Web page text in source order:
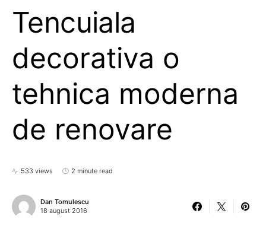
Tencuiala
decorativa o
tehnica moderna
de renovare
533 views 2 minute read
Dan Tomulescu
18 august 2016